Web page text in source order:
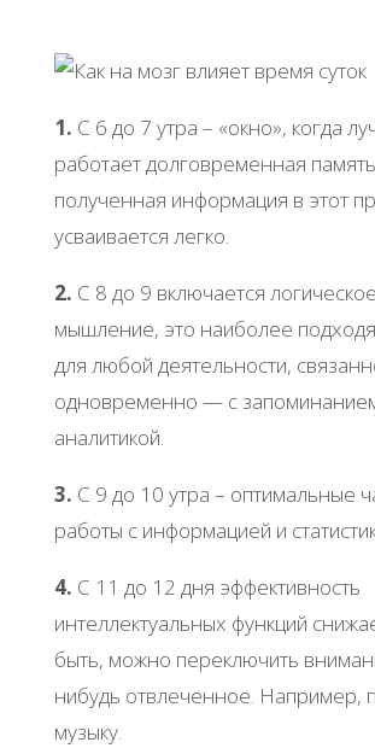
1. С 6 до 7 утра – «окно», когда
работает долговременная
полученная информация в этот
усваивается легко.
2. С 8 до 9 включается логическое
мышление, это наиболее
для любой деятельности,
одновременно — с
аналитикой.
3. С 9 до 10 утра – оптимальные
работы с информацией и
4. С 11 до 12 дня эффективность
интеллектуальных функций
быть, можно переключить
нибудь отвлеченное. Например,
музыку.